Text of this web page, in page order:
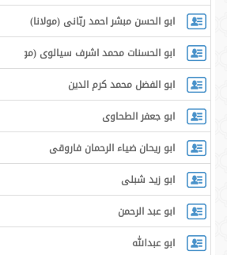
ابو الحسن مبشر احمد ربّانى (مولانا)
ابو الحسنات محمد اشرف سيالوى (مولانا)
ابو الفضل محمد كرم الدين
ابو جعفر الطحاوى
ابو ريحان ضياء الرحمان فاروقى
ابو زيد شبلى
ابو عبد الرحمن
ابو عبدالله